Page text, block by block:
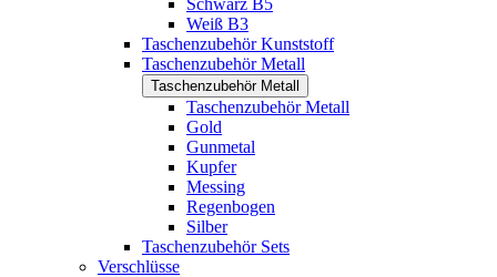
Schwarz B5
Weiß B3
Taschenzubehör Kunststoff
Taschenzubehör Metall
Taschenzubehör Metall
Taschenzubehör Metall
Gold
Gunmetal
Kupfer
Messing
Regenbogen
Silber
Taschenzubehör Sets
Verschlüsse